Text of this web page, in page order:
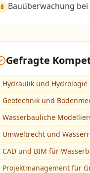
8 Bauüberwachung
Gefragte
Hydraulik und Hydrologie
Geotechnik und
Wasserbauliche
Umweltrecht und
CAD und BIM für
Projektmanagement für